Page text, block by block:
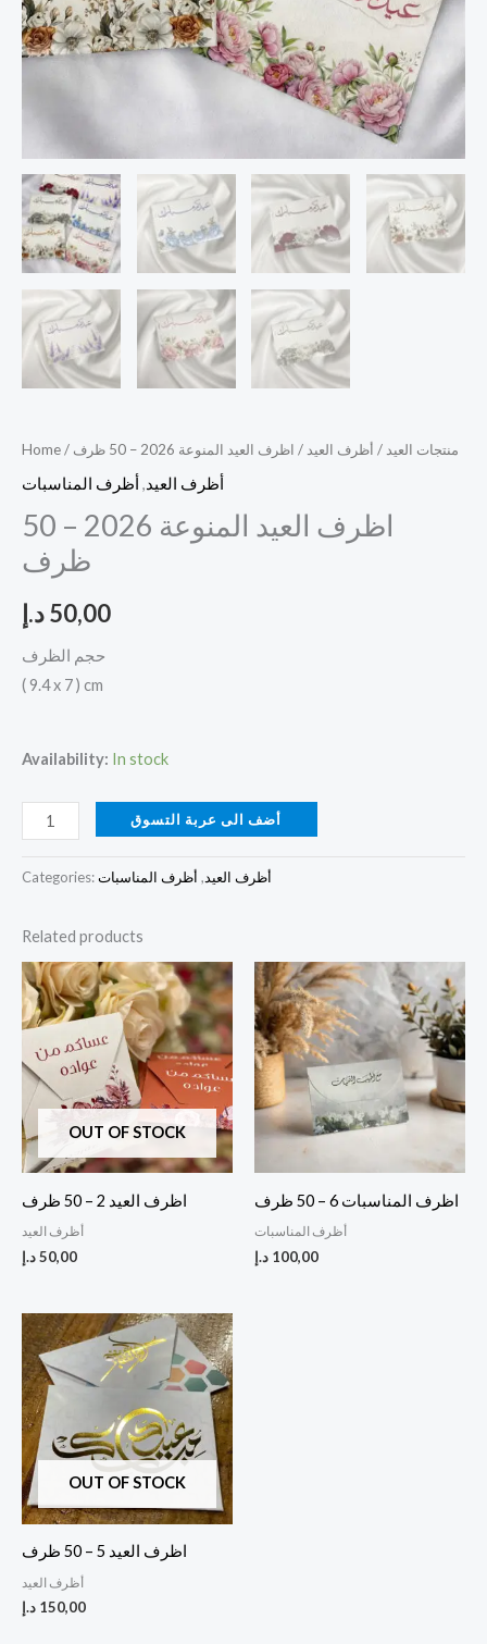
Home/ منتجات العيد / أظرف العيد / اظرف العيد المنوعة 2026 – 50 ظرف
أظرف العيد, أظرف المناسبات
اظرف العيد المنوعة 2026 – 50
ظرف
50,00د.إ
حجم الظرف
( 9.4 x 7 ) cm
Availability: In stock
أضف الى عربة التسوق
Categories: أظرف العيد, أظرف المناسبات
Related products
OUT OF STOCK
اظرف العيد 2 – 50 ظرف
أظرف العيد
50,00د.إ
اظرف المناسبات 6 – 50 ظرف
أظرف المناسبات
100,00 د.إ
OUT OF STOCK
اظرف العيد 5 – 50 ظرف
أظرف العيد
150,00 د.إ